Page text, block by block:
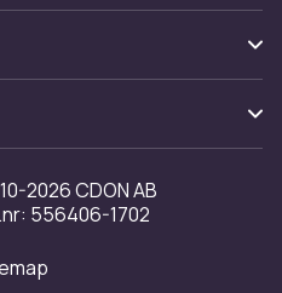
2026 CDON AB
556406-1702